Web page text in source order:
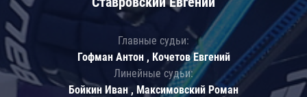
Главные судьи:
Гофман Антон , Кочетов Евгений
Линейные судьи:
Бойкин Иван , Максимовский Роман